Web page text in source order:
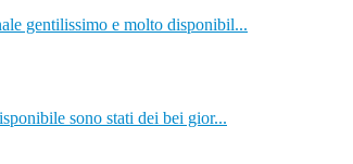
gentilissimo e molto disponibil...
sono stati dei bei gior...